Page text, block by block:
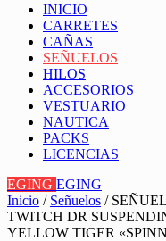
INICIO
CARRETES
CAÑAS
SEÑUELOS
HILOS
ACCESORIOS
VESTUARIO
NAUTICA
PACKS
LICENCIAS
EGING EGING
Inicio / Señuelos /
TWITCH DR
YELLOW TIGER